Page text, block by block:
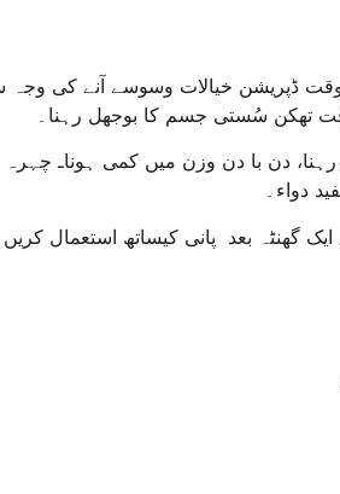
وقت ڈپریشن خیالات وسوسے آنے کی
تھکن سُستی جسم کا بوجھل رہنا۔
دن با دن وزن میں کمی ہوناـ
دواء۔
گھنٹہ بعد پانی کیساتھ استعمال کریں۔